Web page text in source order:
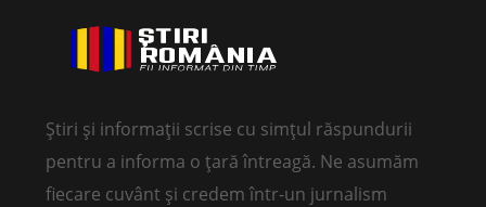
Știri și informații scrise cu simțul răspundurii
pentru a informa o țară întreagă. Ne asumăm
fiecare cuvânt și credem într-un jurnalism